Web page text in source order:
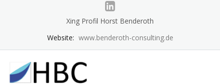
Xing Profil Horst Benderoth
Website: www.benderoth-consulting.de